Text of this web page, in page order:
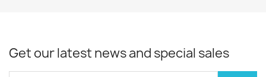
Get our latest news and special sales